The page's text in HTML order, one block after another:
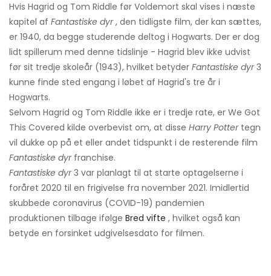
Hvis Hagrid og Tom Riddle før Voldemort skal vises i næste
kapitel af Fantastiske dyr, den tidligste film, der kan sættes,
er 1940, da begge studerende deltog i Hogwarts. Der er dog
lidt spillerum med denne tidslinje - Hagrid blev ikke udvist
før sit tredje skoleår (1943), hvilket betyder Fantastiske dyr3
kunne finde sted engang i løbet af Hagrid's tre år i
Hogwarts.
Selvom Hagrid og Tom Riddle ikke er i tredje rate, er We Got
This Covered kilde overbevist om, at disse Harry Pottertegn
vil dukke op på et eller andet tidspunkt i de resterende film
Fantastiske dyrfranchise.
Fantastiske dyr3 var planlagt til at starte optagelserne i
foråret 2020 til en frigivelse fra november 2021. Imidlertid
skubbede coronavirus (COVID-19) pandemien
produktionen tilbage ifølge Bred vifte , hvilket også kan
betyde en forsinket udgivelsesdato for filmen.